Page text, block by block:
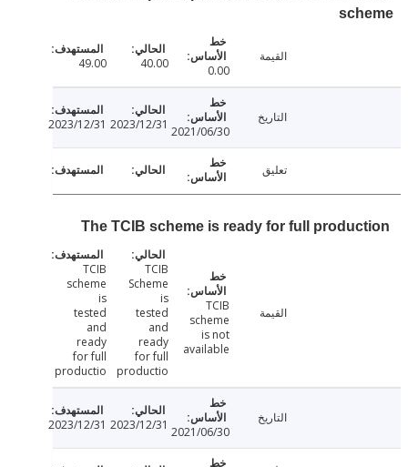
40.00
49.00
2021/06/30
2023/12/31
2023/12/31
The TCIB scheme is ready for full
scheme
available
TCIB
Scheme
is
tested
and
ready
for full
productio
TCIB
scheme
tested
and
ready
for full
productio
2021/06/30
2023/12/31
2023/12/31